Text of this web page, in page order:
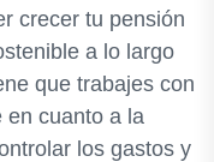
crecer tu pensión
a lo largo
que trabajes con
en cuanto a la
los gastos y